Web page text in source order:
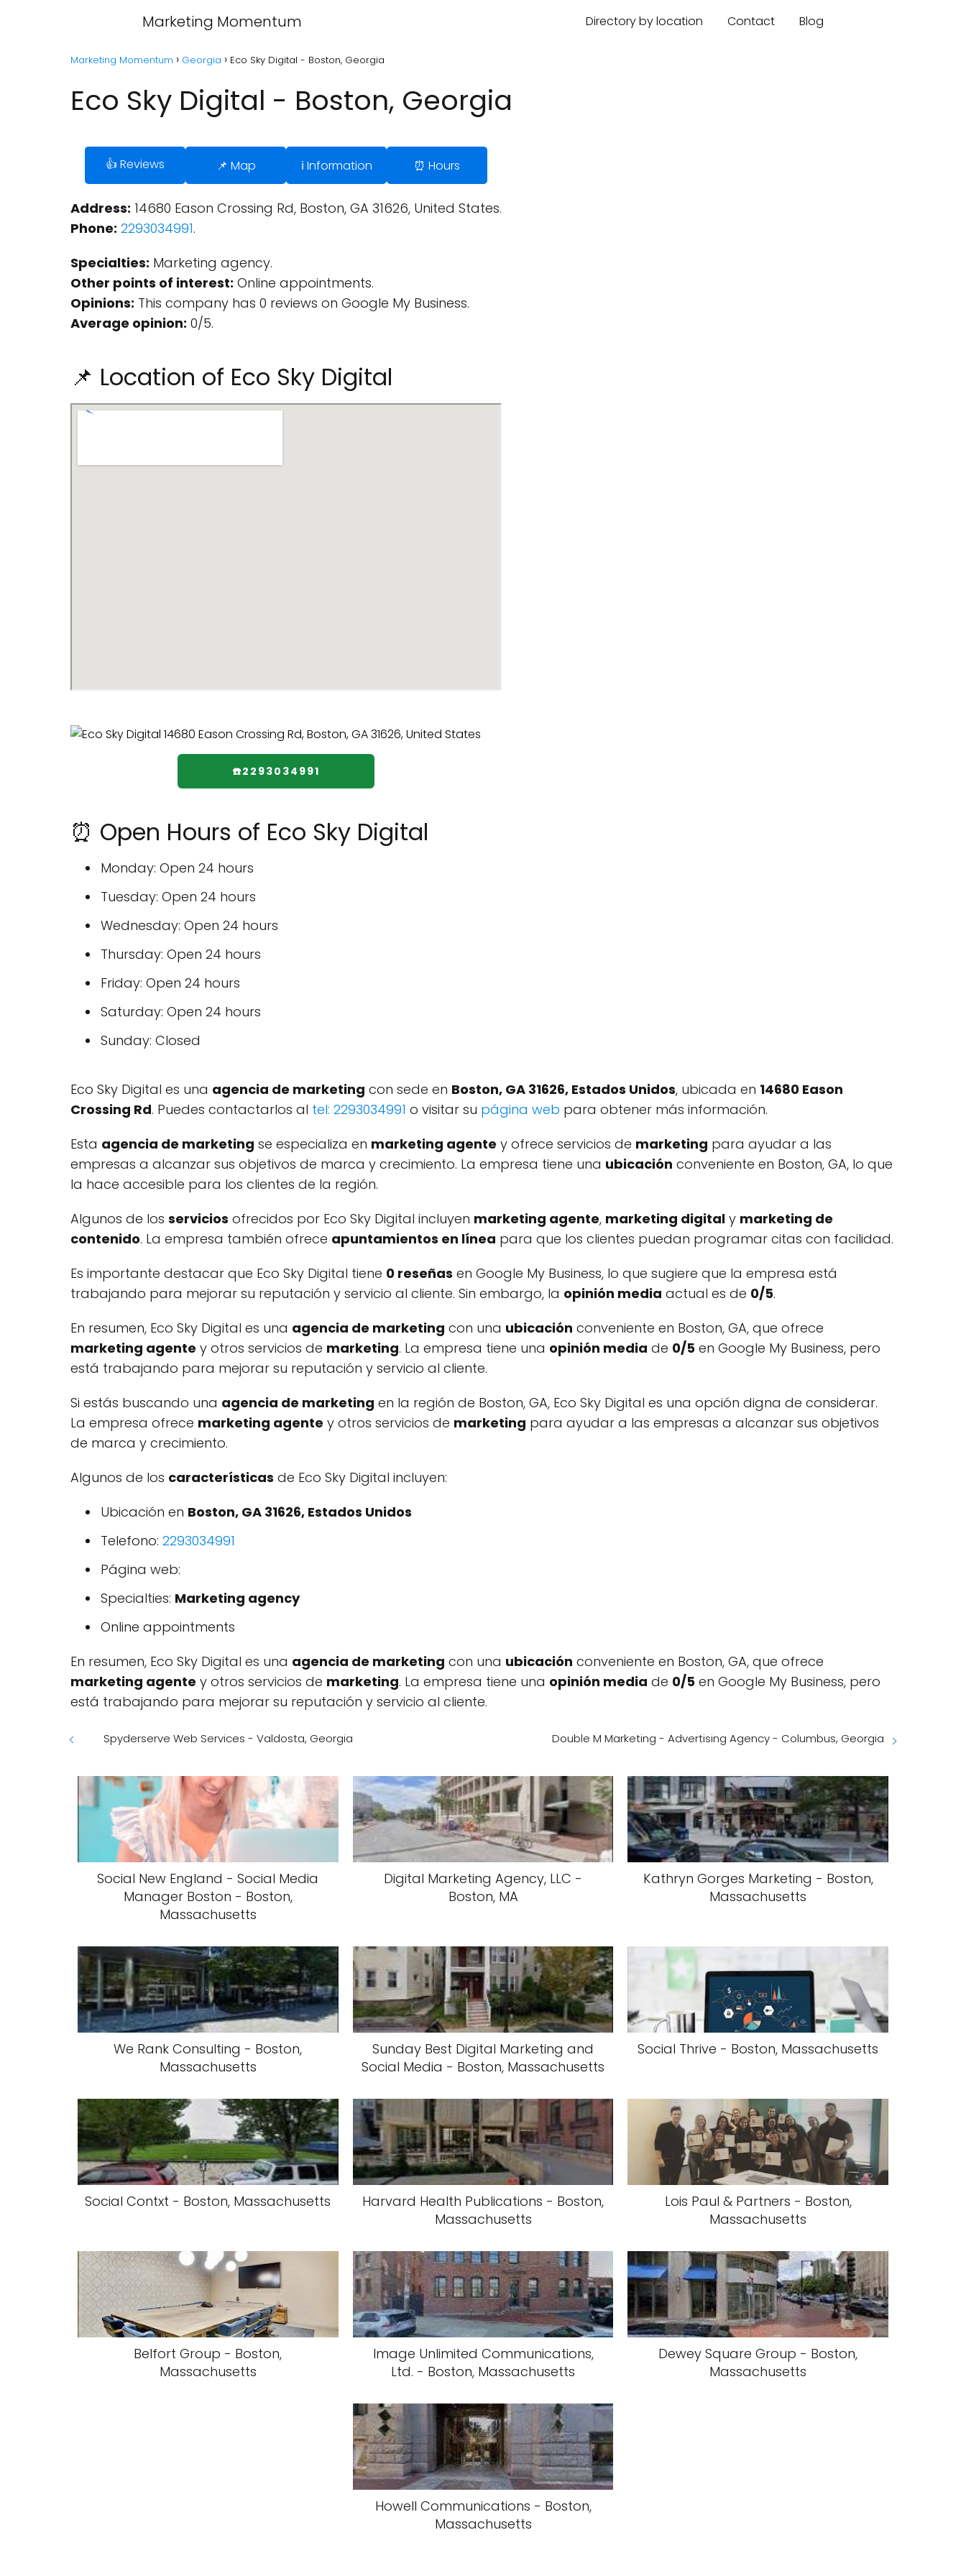
Marketing Momentum Directory by location Contact Blog
Marketing Momentum Georgia Eco Sky Digital - Boston, Georgia
Eco Sky Digital - Boston, Georgia
👍 Reviews 📌 Map ℹ️ Information ⏰ Hours
Address: 14680 Eason Crossing Rd, Boston, GA 31626, United States.
Phone: 2293034991.
Specialties: Marketing agency.
Other points of interest: Online appointments.
Opinions: This company has 0 reviews on Google My Business.
Average opinion: 0/5.
📌 Location of Eco Sky Digital
☎️2293034991
⏰ Open Hours of Eco Sky Digital
Monday: Open 24 hours
Tuesday: Open 24 hours
Wednesday: Open 24 hours
Thursday: Open 24 hours
Friday: Open 24 hours
Saturday: Open 24 hours
Sunday: Closed
Eco Sky Digital es una agencia de marketing con sede en Boston, GA 31626, Estados Unidos, ubicada en 14680 Eason
Crossing Rd. Puedes contactarlos al tel: 2293034991 o visitar su página web para obtener más información.
Esta agencia de marketing se especializa en marketing agente y ofrece servicios de marketing para ayudar a las
empresas a alcanzar sus objetivos de marca y crecimiento. La empresa tiene una ubicación conveniente en Boston, GA, lo que
la hace accesible para los clientes de la región.
Algunos de los servicios ofrecidos por Eco Sky Digital incluyen marketing agente, marketing digital y marketing de
contenido. La empresa también ofrece apuntamientos en línea para que los clientes puedan programar citas con facilidad.
Es importante destacar que Eco Sky Digital tiene 0 reseñas en Google My Business, lo que sugiere que la empresa está
trabajando para mejorar su reputación y servicio al cliente. Sin embargo, la opinión media actual es de 0/5.
En resumen, Eco Sky Digital es una agencia de marketing con una ubicación conveniente en Boston, GA, que ofrece
marketing agente y otros servicios de marketing. La empresa tiene una opinión media de 0/5 en Google My Business, pero
está trabajando para mejorar su reputación y servicio al cliente.
Si estás buscando una agencia de marketing en la región de Boston, GA, Eco Sky Digital es una opción digna de considerar.
La empresa ofrece marketing agente y otros servicios de marketing para ayudar a las empresas a alcanzar sus objetivos
de marca y crecimiento.
Algunos de los características de Eco Sky Digital incluyen:
Ubicación en Boston, GA 31626, Estados Unidos
Telefono: 2293034991
Página web:
Specialties: Marketing agency
Online appointments
En resumen, Eco Sky Digital es una agencia de marketing con una ubicación conveniente en Boston, GA, que ofrece
marketing agente y otros servicios de marketing. La empresa tiene una opinión media de 0/5 en Google My Business, pero
está trabajando para mejorar su reputación y servicio al cliente.
Spyderserve Web Services - Valdosta, Georgia Double M Marketing - Advertising Agency - Columbus, Georgia
Social New England - Social Media
Manager Boston - Boston,
Massachusetts
Digital Marketing Agency, LLC -
Boston, MA
Kathryn Gorges Marketing - Boston,
Massachusetts
We Rank Consulting - Boston,
Massachusetts
Sunday Best Digital Marketing and
Social Media - Boston, Massachusetts
Social Thrive - Boston, Massachusetts
Social Contxt - Boston, Massachusetts
Harvard Health Publications - Boston,
Massachusetts
Lois Paul & Partners - Boston,
Massachusetts
Belfort Group - Boston,
Massachusetts
Image Unlimited Communications,
Ltd. - Boston, Massachusetts
Dewey Square Group - Boston,
Massachusetts
Howell Communications - Boston,
Massachusetts